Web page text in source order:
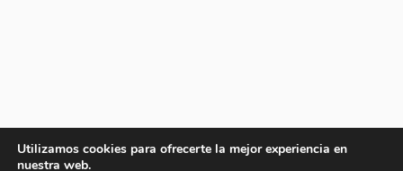
Utilizamos cookies para ofrecerte la mejor experiencia en
nuestra web.